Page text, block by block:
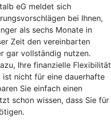
eG meldet sich
bei Ihnen,
als sechs Monate in
Zeit den vereinbarten
gar vollständig nutzen.
Ihre finanzielle Flexibilität
nicht für eine dauerhafte
Sie einfach einen
schon wissen, dass Sie für